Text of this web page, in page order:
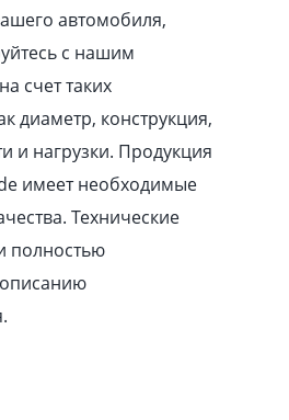
автомобиля,
с нашим
счет таких
диаметр, конструкция,
и нагрузки. Продукция
имеет необходимые
Технические
полностью
описанию